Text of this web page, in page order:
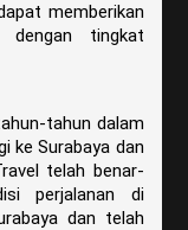
memberikan
dengan tingkat
tahun dalam
ke Surabaya dan
telah benar-
perjalanan di
dan telah